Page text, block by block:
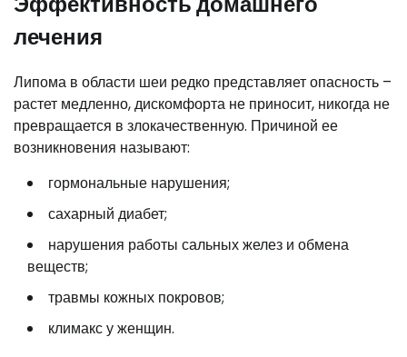
лечения
Липома в области шеи редко представляет опасность –
растет медленно, дискомфорта не приносит, никогда не
превращается в злокачественную. Причиной ее
возникновения называют:
гормональные нарушения;
сахарный диабет;
нарушения работы сальных желез и обмена
веществ;
травмы кожных покровов;
климакс у женщин.